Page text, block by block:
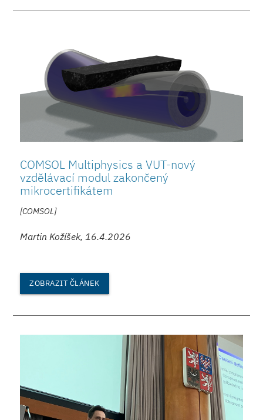
COMSOL Multiphysics a VUT-nový
vzdělávací modul zakončený
mikrocertifikátem
[COMSOL]
Martin Kožíšek, 16.4.2026
ZOBRAZIT ČLÁNEK